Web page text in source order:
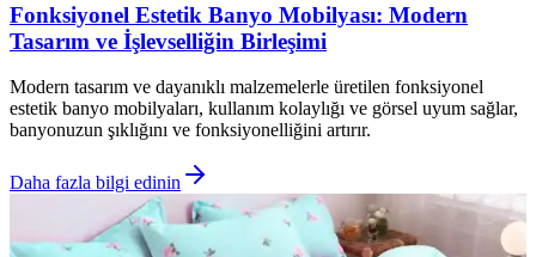
Fonksiyonel Estetik Banyo Mobilyası: Modern
Tasarım ve İşlevselliğin Birleşimi
Modern tasarım ve dayanıklı malzemelerle üretilen fonksiyonel
estetik banyo mobilyaları, kullanım kolaylığı ve görsel uyum sağlar,
banyonuzun şıklığını ve fonksiyonelliğini artırır.
Daha fazla bilgi edinin